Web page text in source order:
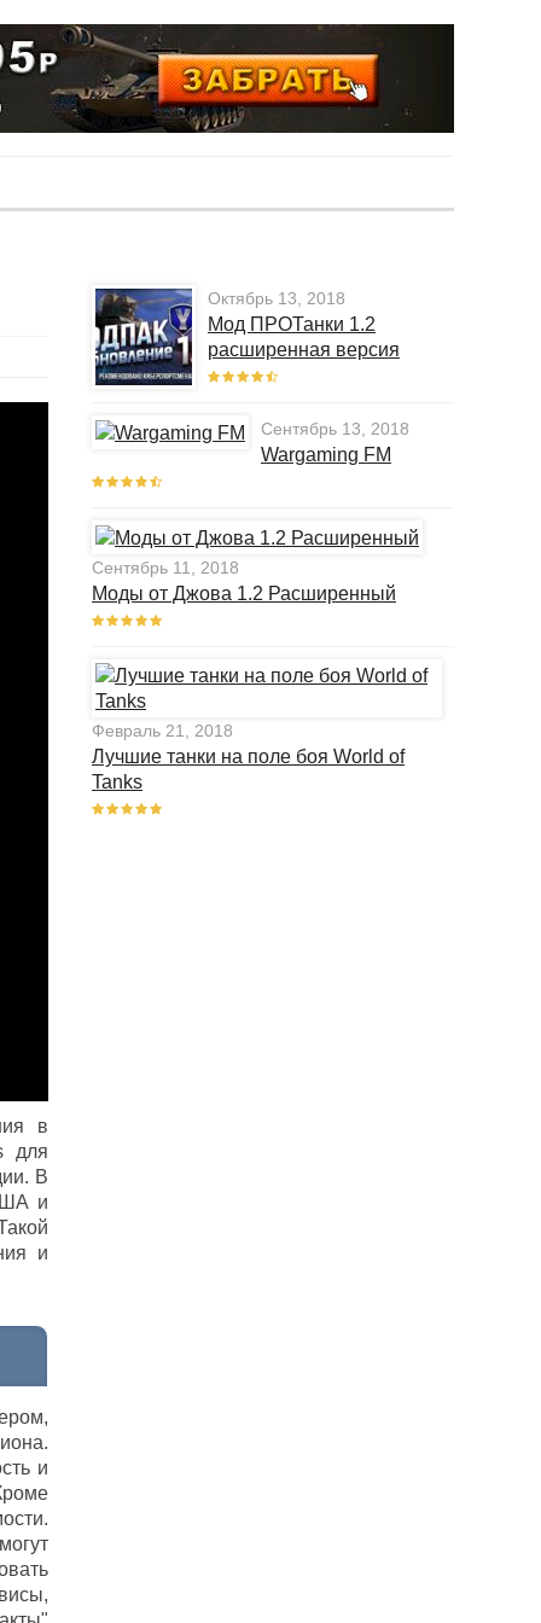
в
для
В
и
и
и
Октябрь 13, 2018
Мод ПРОТанки 1.2
расширенная версия
Сентябрь 13, 2018
Wargaming FM
Сентябрь 11, 2018
Моды от Джова 1.2 Расширенный
Февраль 21, 2018
Лучшие танки на поле боя World of
Tanks